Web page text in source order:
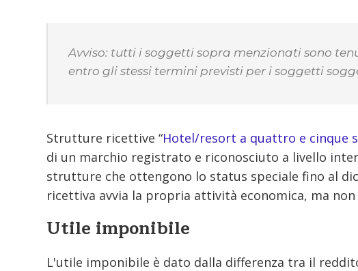
Avviso: tutti i soggetti sopra menzionati sono
entro gli stessi termini previsti per i soggetti
Strutture ricettive “Hotel/resort a quattro e cinque
di un marchio registrato e riconosciuto a livello
strutture che ottengono lo status speciale fino al
ricettiva avvia la propria attività economica, ma
Utile imponibile
L'utile imponibile è dato dalla differenza tra il